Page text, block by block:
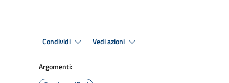
Condividi Vedi azioni
Argomenti: